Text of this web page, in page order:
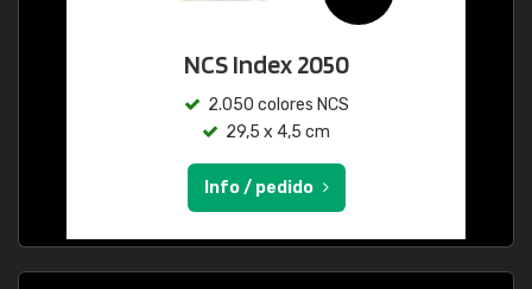
NCS Index 2050
2.050 colores NCS
29,5 x 4,5 cm
Info / pedido